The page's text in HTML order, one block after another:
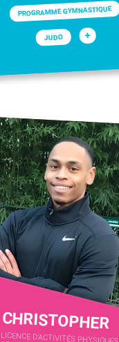
PROGRAMME GYMNASTIQUE
JUDO +
CHRISTOPHER
LICENCE D’ACTIVITÉS PHYSIQUES